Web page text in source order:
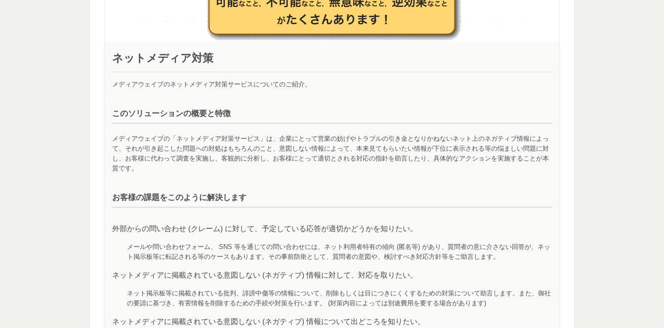
ネットメディア対策
メディアウェイブのネットメディア対策サービスについてのご紹介。
このソリューションの概要と特徴
メディアウェイブの「ネットメディア対策サービス」は、企業にとって営業の妨げやトラブルの引き金となりかねないネット上のネガティブ情報によっ
て、それが引き起こした問題への対処はもちろんのこと、意図しない情報によって、本来見てもらいたい情報が下位に表示される等の悩ましい問題に対
し、お客様に代わって調査を実施し、客観的に分析し、お客様にとって適切とされる対応の指針を助言したり、具体的なアクションを実施することが本
質です。
お客様の課題をこのように解決します
外部からの問い合わせ (クレーム) に対して、予定している応答が適切かどうかを知りたい。
メールや問い合わせフォーム、 SNS 等を通じての問い合わせには、ネット利用者特有の傾向 (匿名等) があり、質問者の意に介さない回答が、ネッ
ト掲示板等に転記される等のケースもあります。その事前防衛として、質問者の意図や、検討すべき対応方針等をご助言します。
ネットメディアに掲載されている意図しない (ネガティブ) 情報に対して、対応を取りたい。
ネット掲示板等に掲載されている批判、誹謗中傷等の情報について、削除もしくは目につきにくくするための対策について助言します。また、御社
の要請に基づき、有害情報を削除するための手続や対策を行います。 (対策内容によっては別途費用を要する場合があります)
ネットメディアに掲載されている意図しない (ネガティブ) 情報について出どころを知りたい。